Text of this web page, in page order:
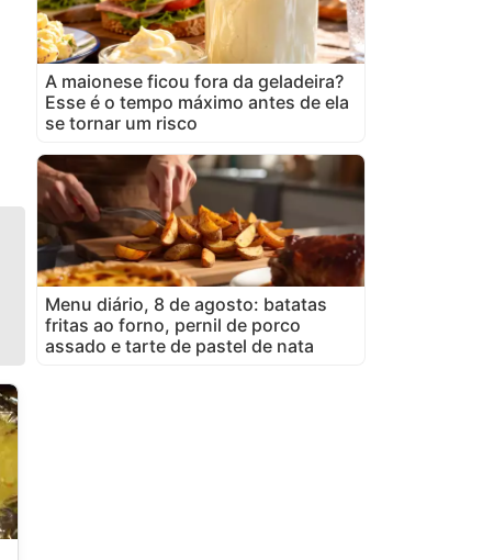
A maionese ficou fora da geladeira?
Esse é o tempo máximo antes de ela
se tornar um risco
Menu diário, 8 de agosto: batatas
fritas ao forno, pernil de porco
assado e tarte de pastel de nata